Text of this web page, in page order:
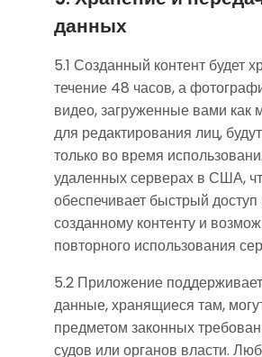
данных
5.1 Созданный контент будет
течение 48 часов, а
видео, загруженные вами как
для редактирования лиц,
только во время
удаленных серверах в США,
обеспечивает быстрый доступ
созданному контенту и
повторного использования
5.2 Приложение
данные, хранящиеся там,
предметом законных
судов или органов власти.